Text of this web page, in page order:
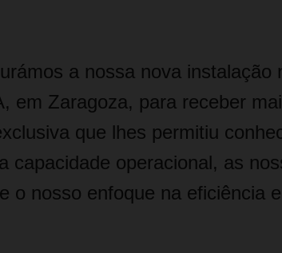
a nossa nova instalação
em Zaragoza, para receber
que lhes permitiu
capacidade operacional, as
o nosso enfoque na eficiência e